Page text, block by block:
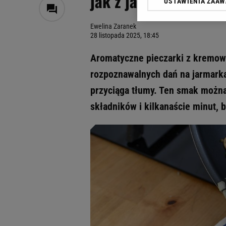
Ewelina Zaranek
28 listopada 2025, 18:45
Aromatyczne pieczarki z
rozpoznawalnych dań na
przyciąga tłumy. Ten smak
składników i kilkanaście minut,
Klikając „Akceptuję”
odnośnik „Ustawienia
My, nasi Zaufani
Użycie dokładnych
Przechowywanie
badnie odbiorców i